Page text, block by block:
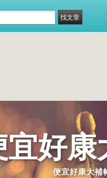
宜好康
便宜好康大補